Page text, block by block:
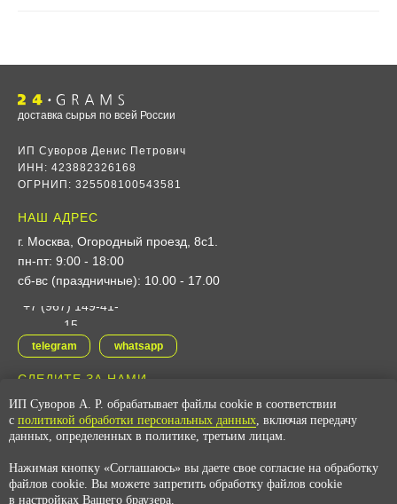
© 2025 24. Grams
НАШ АДРЕС
г. Москва, Огородный проезд, 8с1.
пн-пт: 9:00 - 18:00
сб-вс (праздничные): 10.00 - 17.00
СЛЕДИТЕ ЗА НАМИ
доставка сырья по всей России
ИП Суворов Денис Петрович
ИНН: 423882326168
ОГРНИП: 325508100543581
vk youtube
+7 (967) 149-41-
15
Политика конфиденциальности
telegram whatsapp
ИП Суворов А. Р. обрабатывает файлы cookie в соответствии
с политикой обработки персональных данных, включая передачу
данных, определенных в политике, третьим лицам.
Нажимая кнопку «Соглашаюсь» вы даете свое согласие на обработку
файлов cookie. Вы можете запретить обработку файлов cookie
в настройках Вашего браузера.